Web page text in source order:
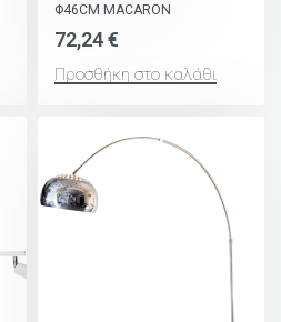
Φ46CM MACARON
72,24€
Προσθήκη στο καλάθι